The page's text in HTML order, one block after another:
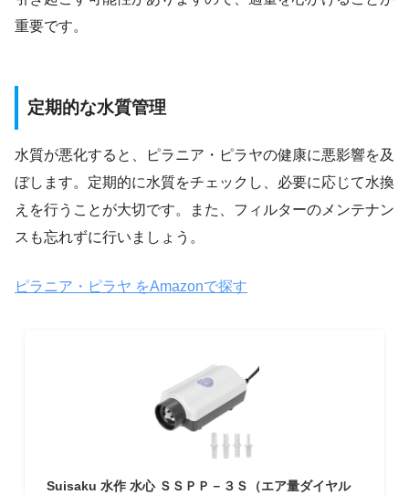
重要です。
定期的な水質管理
水質が悪化すると、ピラニア・ピラヤの健康に悪影響を及
ぼします。定期的に水質をチェックし、必要に応じて水換
えを行うことが大切です。また、フィルターのメンテナン
スも忘れずに行いましょう。
ピラニア・ピラヤ をAmazonで探す
Suisaku 水作 水心 ＳＳＰＰ－３Ｓ（エア量ダイヤル